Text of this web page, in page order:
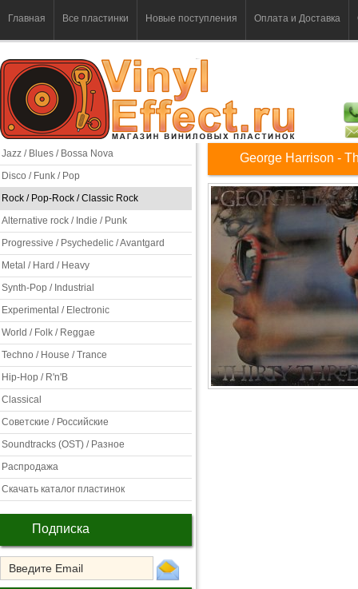
Главная Все пластинки Новые поступления Оплата и Доставка
Jazz / Blues / Bossa Nova
Disco / Funk / Pop
Rock / Pop-Rock / Classic Rock
Alternative rock / Indie / Punk
Progressive / Psychedelic / Avantgard
Metal / Hard / Heavy
Synth-Pop / Industrial
Experimental / Electronic
World / Folk / Reggae
Techno / House / Trance
Hip-Hop / R'n'B
Classical
Советские / Российские
Soundtracks (OST) / Разное
Распродажа
Скачать каталог пластинок
Подписка
George Harrison -